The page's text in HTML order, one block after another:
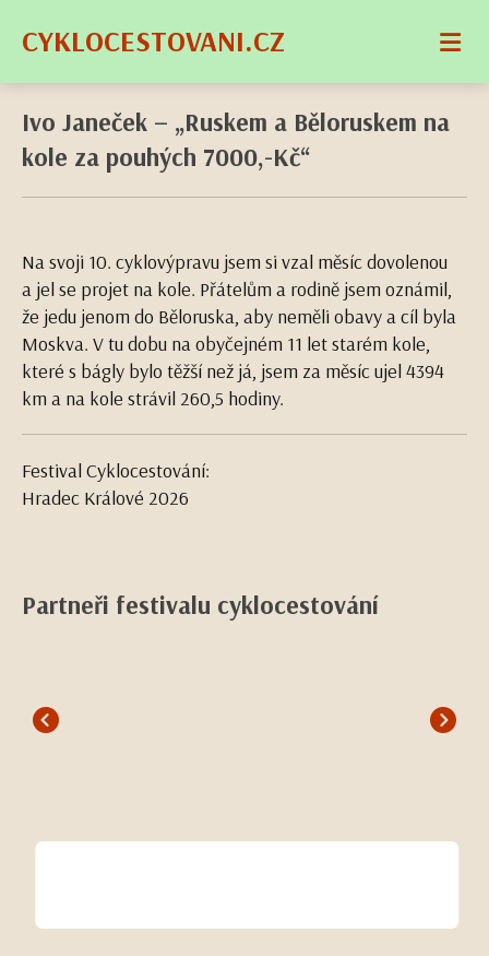
CYKLOCESTOVANI.CZ
Ivo Janeček – „Ruskem a Běloruskem na
kole za pouhých 7000,-Kč“
Na svoji 10. cyklovýpravu jsem si vzal měsíc dovolenou
a jel se projet na kole. Přátelům a rodině jsem oznámil,
že jedu jenom do Běloruska, aby neměli obavy a cíl byla
Moskva. V tu dobu na obyčejném 11 let starém kole,
které s bágly bylo těžší než já, jsem za měsíc ujel 4394
km a na kole strávil 260,5 hodiny.
Festival Cyklocestování:
Hradec Králové 2026
Partneři festivalu cyklocestování